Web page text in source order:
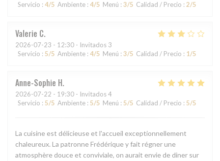
Servicio : 4/5 Ambiente : 4/5 Menú : 3/5 Calidad / Precio : 2/5
Valerie C
2026-07-23 - 12:30 - Invitados 3
Servicio : 5/5 Ambiente : 4/5 Menú : 3/5 Calidad / Precio : 1/5
Anne-Sophie H
2026-07-22 - 19:30 - Invitados 4
Servicio : 5/5 Ambiente : 5/5 Menú : 5/5 Calidad / Precio : 5/5
La cuisine est délicieuse et l'accueil exceptionnellement
chaleureux. La patronne Frédérique y fait régner une
atmosphère douce et conviviale, on aurait envie de diner sur